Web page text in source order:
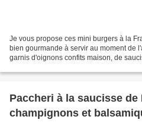
Je vous propose ces mini burgers à la
bien gourmande à servir au moment de
garnis d'oignons confits maison, de
Paccheri à la saucisse de
champignons et